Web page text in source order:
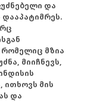
და
მზია
მიიჩნევს,
ითხოვს მის
და